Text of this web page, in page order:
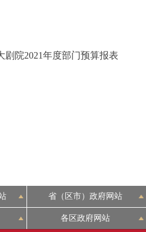
剧院2021年度部门预算报表
省（区市）政府网站
各区政府网站